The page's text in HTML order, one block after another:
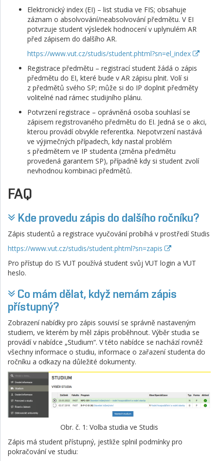
Elektronický index (EI) – list studia ve FIS; obsahuje
záznam o absolvování/neabsolvování předmětu. V EI
potvrzuje student výsledek hodnocení v uplynulém AR
před zápisem do dalšího AR.
https://www.vut.cz/studis/student.phtml?sn=el_index
Registrace předmětu – registrací student žádá o zápis
předmětu do EI, které bude v AR zápisu plnit. Volí si
z předmětů svého SP; může si do IP doplnit předměty
volitelné nad rámec studijního plánu.
Potvrzení registrace – oprávněná osoba souhlasí se
zápisem registrovaného předmětu do EI. Jedná se o akci,
kterou provádí obvykle referentka. Nepotvrzení nastává
ve výjimečných případech, kdy nastal problém
s předmětem ve IP studenta (změna předmětu
provedená garantem SP), případně kdy si student zvolí
nevhodnou kombinaci předmětů.
FAQ
Kde provedu zápis do dalšího ročníku?
Zápis studentů a registrace vyučování probíhá v prostředí Studis
https://www.vut.cz/studis/student.phtml?sn=zapis
Pro přístup do IS VUT používá student svůj VUT login a VUT
heslo.
Co mám dělat, když nemám zápis
přístupný?
Zobrazení nabídky pro zápis souvisí se správně nastaveným
studiem, ve kterém by měl zápis proběhnout. Výběr studia se
provádí v nabídce „Studium“. V této nabídce se nachází rovněž
všechny informace o studiu, informace o zařazení studenta do
ročníku a odkazy na důležité dokumenty.
Obr. č. 1: Volba studia ve Studis
Zápis má student přístupný, jestliže splnil podmínky pro
pokračování ve studiu: